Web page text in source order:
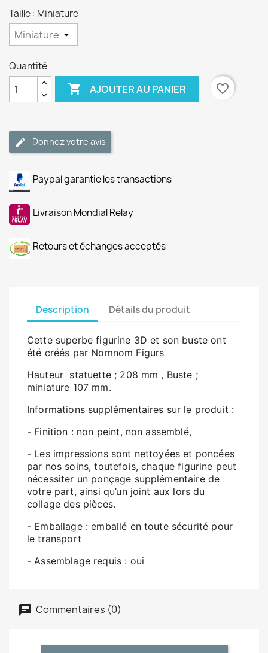
Taille : Miniature
Quantité
 AJOUTER AU PANIER favorite_border
Donnez votre avis
Paypal garantie les transactions
Livraison Mondial Relay
Retours et échanges acceptés
Description Détails du produit
Cette superbe figurine 3D et son buste ont
été créés par Nomnom Figurs
Hauteur statuette ; 208 mm , Buste ;
miniature 107 mm.
Informations supplémentaires sur le produit :
- Finition : non peint, non assemblé,
- Les impressions sont nettoyées et poncées
par nos soins, toutefois, chaque figurine peut
nécessiter un ponçage supplémentaire de
votre part, ainsi qu’un joint aux lors du
collage des pièces.
- Emballage : emballé en toute sécurité pour
le transport
- Assemblage requis : oui
Commentaires (0)